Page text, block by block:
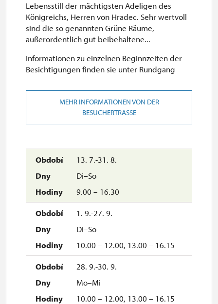
13. 7.-31. 8.
Di–So
9.00 – 16.30
1. 9.-27. 9.
Di–So
10.00 – 12.00, 13.00 – 16.15
28. 9.-30. 9.
Mo–Mi
10.00 – 12.00, 13.00 – 16.15
Lebensstill der mächtigsten Adeligen des
Königreichs, Herren von Hradec. Sehr wertvoll
sind die so genannten Grüne Räume,
außerordentlich gut beibehaltene...
Informationen zu einzelnen Beginnzeiten der
Besichtigungen finden sie unter Rundgang
MEHR INFORMATIONEN VON DER
BESUCHERTRASSE